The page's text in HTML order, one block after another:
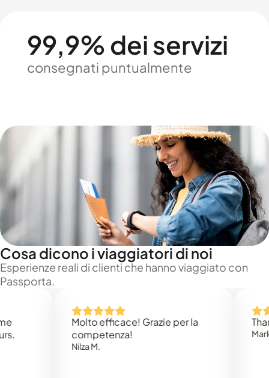
99,9% dei servizi
consegnati puntualmente
Cosa dicono i viaggiatori di noi
Esperienze reali di clienti che hanno viaggiato con
Passporta.
Molto efficace! Grazie per la
competenza!
Nilza M.
Thank
Mark N.